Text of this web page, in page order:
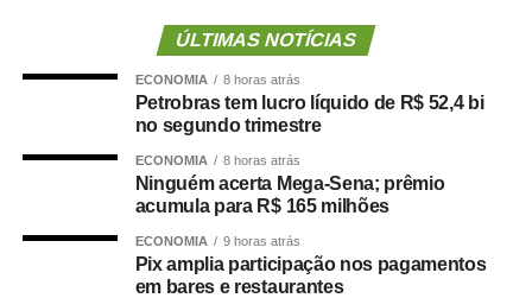
Cuiabá, que é de todos nós mato-grossenses, o
parlamento mais antigo do Centro-Oeste brasileiro”,
O concurso público foi realizado para provimento de
vagas e formação de cadastro de reserva para cargos de
níveis médio e superior, contemplando funções como
ÚLTIMAS NOTÍCIAS
ECONOMIA 8 horas atrás
Petrobras tem lucro líquido de R$ 52,4 bi
no segundo trimestre
ECONOMIA 8 horas atrás
Ninguém acerta Mega-Sena; prêmio
acumula para R$ 165 milhões
ECONOMIA 9 horas atrás
Pix amplia participação nos pagamentos
em bares e restaurantes